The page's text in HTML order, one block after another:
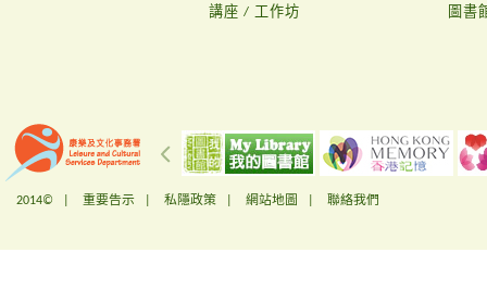
講座 / 工作坊
圖書
2014© | 重要告示 私隱政策 網站地圖 聯絡我們